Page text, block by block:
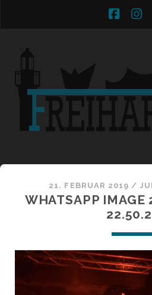
21. FEBRUAR 2019 /
WHATSAPP IMAGE